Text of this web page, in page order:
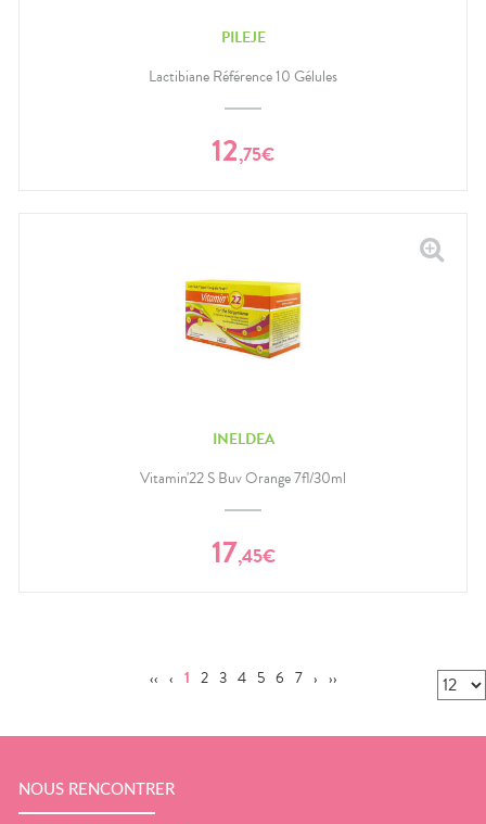
PILEJE
Lactibiane Référence 10 Gélules
12,75€
INELDEA
Vitamin'22 S Buv Orange 7fl/30ml
17,45€
‹‹ ‹ 1 2 3 4 5 6 7 › ››
NOUS RENCONTRER